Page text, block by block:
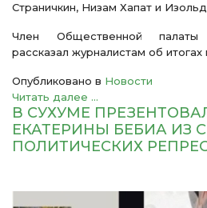
Страничкин, Низам Хапат и
Член Общественной
рассказал журналистам об
Опубликовано в Новости
Читать далее ...
В СУХУМЕ
ЕКАТЕРИНЫ БЕБИА ИЗ
ПОЛИТИЧЕСКИХ